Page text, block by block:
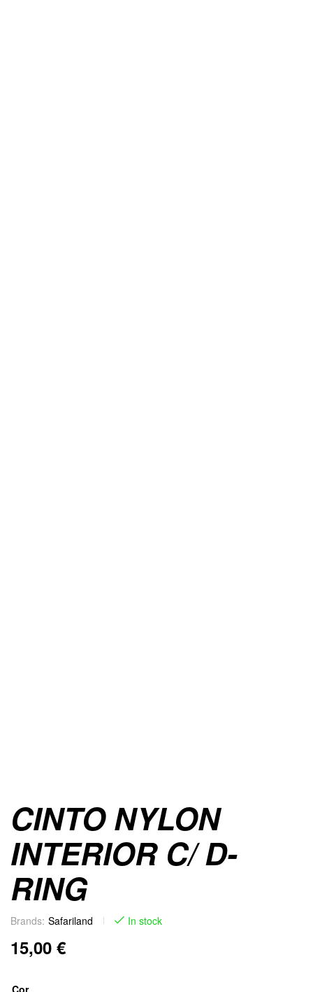
CINTO NYLON
INTERIOR C/ D-
RING
Brands: Safariland In stock
15,00 €
Cor